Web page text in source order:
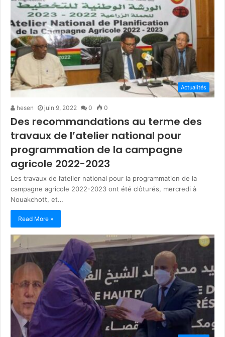
Actualités
hesen juin 9, 2022 0 0
Des recommandations au terme des
travaux de l’atelier national pour
programmation de la campagne
agricole 2022-2023
Les travaux de l’atelier national pour la programmation de la
campagne agricole 2022-2023 ont été clôturés, mercredi à
Nouakchott, et…
Read More »